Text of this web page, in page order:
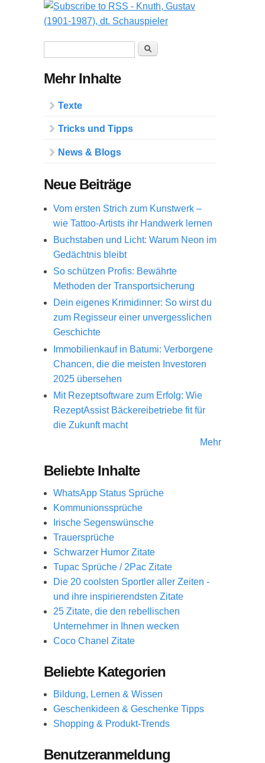
Suche
Mehr Inhalte
Texte
Tricks und Tipps
News & Blogs
Neue Beiträge
Vom ersten Strich zum Kunstwerk –
wie Tattoo-Artists ihr Handwerk lernen
Buchstaben und Licht: Warum Neon im
Gedächtnis bleibt
So schützen Profis: Bewährte
Methoden der Transportsicherung
Dein eigenes Krimidinner: So wirst du
zum Regisseur einer unvergesslichen
Geschichte
Immobilienkauf in Batumi: Verborgene
Chancen, die die meisten Investoren
2025 übersehen
Mit Rezeptsoftware zum Erfolg: Wie
RezeptAssist Bäckereibetriebe fit für
die Zukunft macht
Mehr
Beliebte Inhalte
WhatsApp Status Sprüche
Kommunionssprüche
Irische Segenswünsche
Trauersprüche
Schwarzer Humor Zitate
Tupac Sprüche / 2Pac Zitate
Die 20 coolsten Sportler aller Zeiten -
und ihre inspirierendsten Zitate
25 Zitate, die den rebellischen
Unternehmer in Ihnen wecken
Coco Chanel Zitate
Beliebte Kategorien
Bildung, Lernen & Wissen
Geschenkideen & Geschenke Tipps
Shopping & Produkt-Trends
Benutzeranmeldung